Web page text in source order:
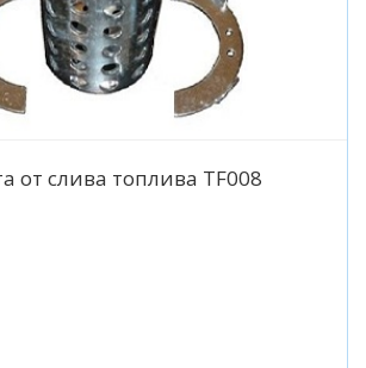
Подробнее
от слива топлива TF008